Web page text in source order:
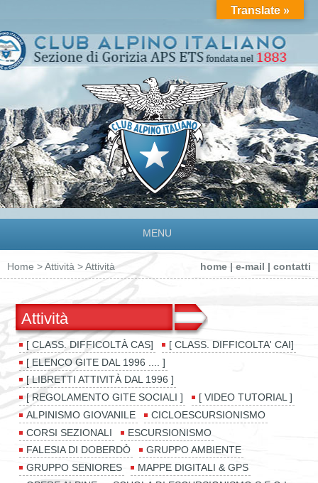
MENU
Home >Attività > Attività home | e-mail | contatti
Attività
[ CLASS. DIFFICOLTÀ CAS]
[ CLASS. DIFFICOLTA' CAI]
[ ELENCO GITE DAL 1996 .... ]
[ LIBRETTI ATTIVITÀ DAL 1996 ]
[ REGOLAMENTO GITE SOCIALI ]
[ VIDEO TUTORIAL ]
ALPINISMO GIOVANILE
CICLOESCURSIONISMO
CORSI SEZIONALI
ESCURSIONISMO
FALESIA DI DOBERDÒ
GRUPPO AMBIENTE
GRUPPO SENIORES
MAPPE DIGITALI & GPS
Translate »